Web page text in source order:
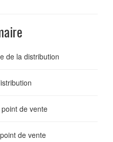
de la distribution
de vente
de vente